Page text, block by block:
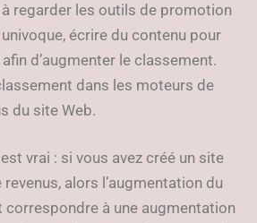
regarder les outils de promotion
écrire du contenu pour
d’augmenter le classement.
dans les moteurs de
du site Web.
vrai : si vous avez créé un site
alors l’augmentation du
à une augmentation